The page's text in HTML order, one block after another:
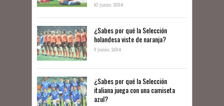
10 junio, 2014
​¿Sabes por qué la Selección
holandesa viste de naranja?
9 junio, 2014
¿Sabes por qué la Selección
italiana juega con una camiseta
azul?